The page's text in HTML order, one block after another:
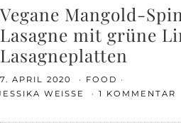
Vegane Mangold-
Lasagne mit grüne
Lasagneplatten
7. APRIL 2020
FOOD
WEISSE
1 KOMMENTAR